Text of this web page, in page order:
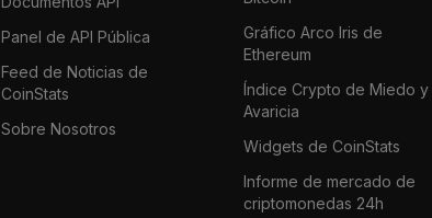
Panel de API Pública
Feed de Noticias de
CoinStats
Sobre Nosotros
Gráfico Arco Iris de
Ethereum
Índice Crypto de Miedo y
Avaricia
Widgets de CoinStats
Informe de mercado de
criptomonedas 24h